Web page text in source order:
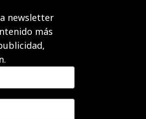
newsletter
más